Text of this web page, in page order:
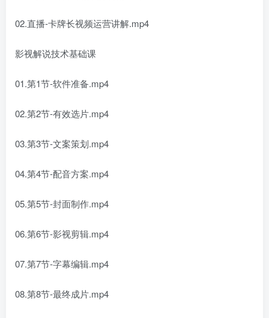
02.直播-卡牌长视频运营讲解.mp4
影视解说技术基础课
01.第1节-软件准备.mp4
02.第2节-有效选片.mp4
03.第3节-文案策划.mp4
04.第4节-配音方案.mp4
05.第5节-封面制作.mp4
06.第6节-影视剪辑.mp4
07.第7节-字幕编辑.mp4
08.第8节-最终成片.mp4